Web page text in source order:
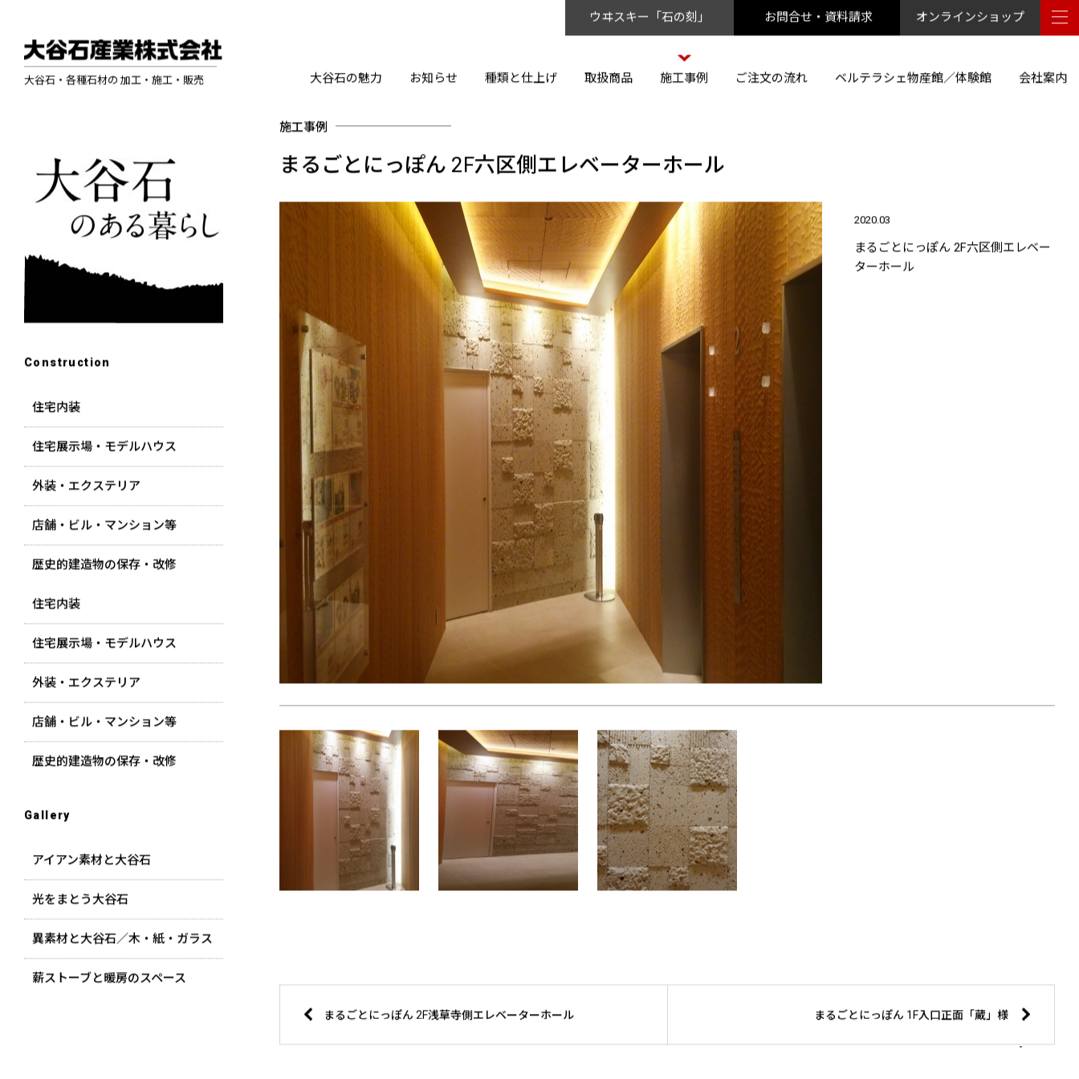
大谷石・各種石材の 加工・施工・販売 大谷石の魅力 お知らせ 種類と仕上げ 取扱商品 施工事例 ご注文の流れ ベルテラシェ物産館／体験館 会社案内
ウヰスキー「石の刻」 お問合せ・資料請求 オンラインショップ
施工事例
まるごとにっぽん 2F六区側エレベーターホール
2020.03
まるごとにっぽん 2F六区側エレベー
ターホール
まるごとにっぽん 2F浅草寺側エレベーターホール まるごとにっぽん 1F入口正面「蔵」様
Construction
住宅内装
住宅展示場・モデルハウス
外装・エクステリア
店舗・ビル・マンション等
歴史的建造物の保存・改修
住宅内装
住宅展示場・モデルハウス
外装・エクステリア
店舗・ビル・マンション等
歴史的建造物の保存・改修
Gallery
アイアン素材と大谷石
光をまとう大谷石
異素材と大谷石／木・紙・ガラス
薪ストーブと暖房のスペース